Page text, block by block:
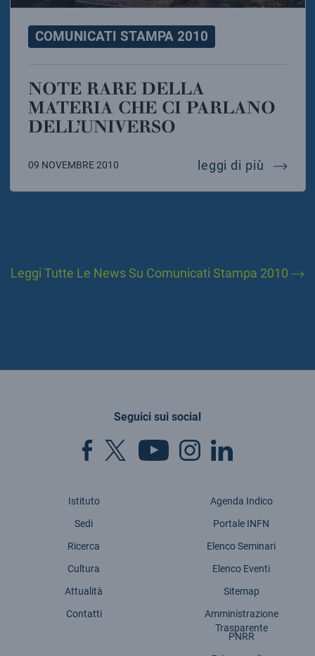
COMUNICATI STAMPA 2010
NOTE RARE DELLA
MATERIA CHE CI PARLANO
DELL’UNIVERSO
09 NOVEMBRE 2010 leggi di più note
Leggi Tutte Le News Su Comunicati Stampa 2010
Seguici sui social
Istituto
Sedi
Ricerca
Cultura
Attualità
Contatti
Agenda Indico
Portale INFN
Elenco Seminari
Elenco Eventi
Sitemap
Amministrazione
Trasparente
PNRR